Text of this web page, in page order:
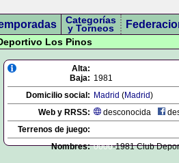
Categorías
y Torneos
Los Pinos
Alta:
Baja: 1981
Domicilio social: Madrid (Madrid)
Web y RRSS:
desconocida
Terrenos de juego:
Nombres: 0000-1981 Club